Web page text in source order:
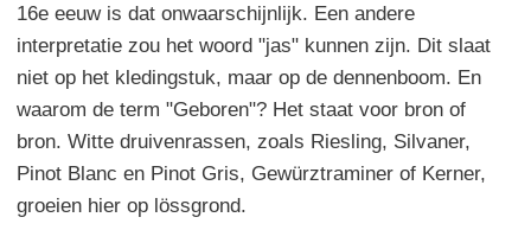
16e eeuw is dat onwaarschijnlijk. Een andere
interpretatie zou het woord "jas" kunnen zijn. Dit slaat
niet op het kledingstuk, maar op de dennenboom. En
waarom de term "Geboren"? Het staat voor bron of
bron. Witte druivenrassen, zoals Riesling, Silvaner,
Pinot Blanc en Pinot Gris, Gewürztraminer of Kerner,
groeien hier op lössgrond.